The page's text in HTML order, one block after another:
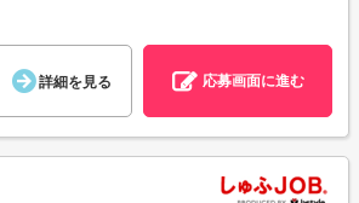
詳細を見る 応募画面に進む